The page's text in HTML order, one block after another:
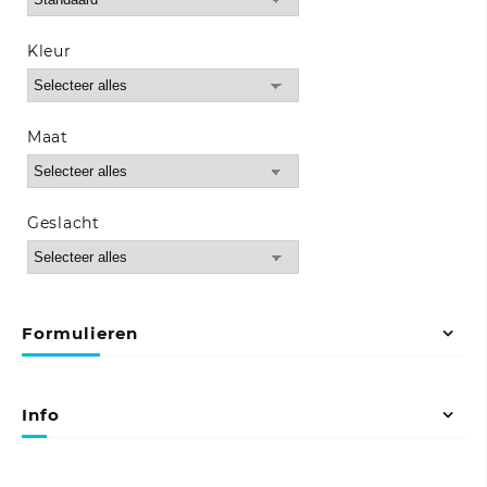
de
productpagina
productpagina
Kleur
Maat
Geslacht
Formulieren
Info